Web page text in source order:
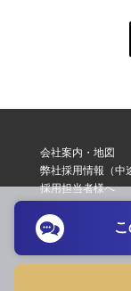
会社案内・地図
弊社採用情報（中
採用担当者様へ
転職支援サービス